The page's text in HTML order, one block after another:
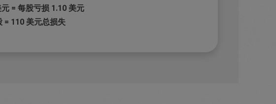
= 每股亏损 1.10 美元
= 110 美元总损失